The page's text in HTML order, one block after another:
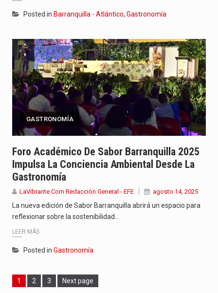
Posted in Barranquilla - Atlántico, Gastronomía
GASTRONOMÍA
Foro Académico De Sabor Barranquilla 2025
Impulsa La Conciencia Ambiental Desde La
Gastronomía
LaVibrante.Com Redacción General - EFE agosto 14, 2025
La nueva edición de Sabor Barranquilla abrirá un espacio para
reflexionar sobre la sostenibilidad…
LEER MÁS
Posted in Gastronomía
Page
1 Page
2 Page
3 Next page